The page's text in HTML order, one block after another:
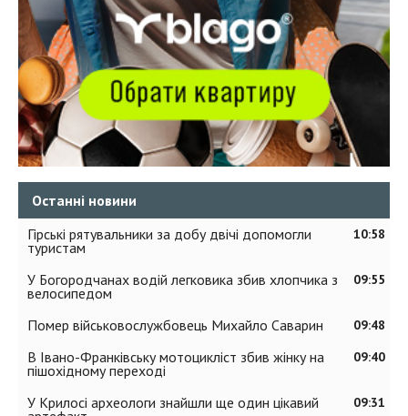
Останні новини
10:58
Гірські рятувальники за добу двічі допомогли
туристам
09:55
У Богородчанах водій легковика збив хлопчика з
велосипедом
09:48
Помер військовослужбовець Михайло Саварин
09:40
В Івано-Франківську мотоцикліст збив жінку на
пішохідному переході
09:31
У Крилосі археологи знайшли ще один цікавий